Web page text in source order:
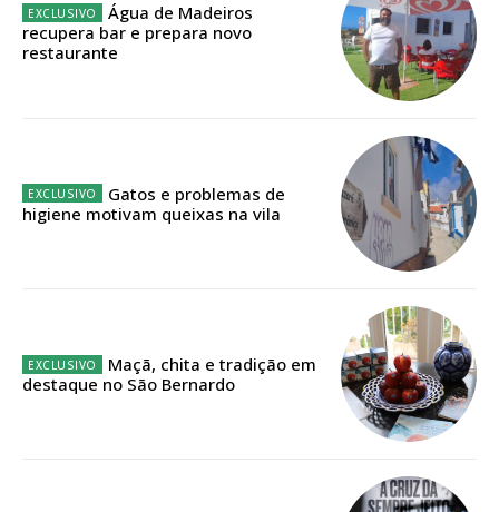
assinantes
Ofertas para assinatura anual
ASSINATURA
12 meses
Água de Madeiros
recupera bar e prepara novo
restaurante
Gatos e problemas de
higiene motivam queixas na vila
Maçã, chita e tradição em
destaque no São Bernardo